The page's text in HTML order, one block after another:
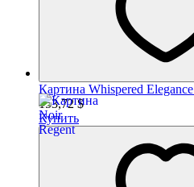
Картина Whispered Elegance
153,72$
Купить